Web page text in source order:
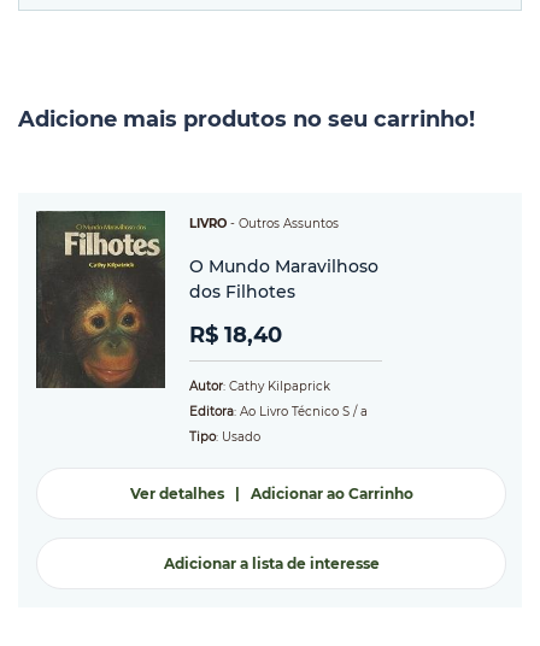
Adicione mais produtos no seu carrinho!
LIVRO - Outros Assuntos
O Mundo Maravilhoso
dos Filhotes
R$ 18,40
Autor: Cathy Kilpaprick
Editora: Ao Livro Técnico S / a
Tipo: Usado
Ver detalhes| Adicionar ao Carrinho
Adicionar a lista de interesse